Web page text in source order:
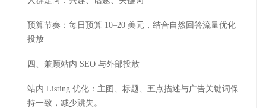
预算节奏：每日预算 10–20 美元，结合自然回答流量优化
投放
四、兼顾站内 SEO 与外部投放
站内 Listing 优化：主图、标题、五点描述与广告关键词保
持一致，减少跳失。